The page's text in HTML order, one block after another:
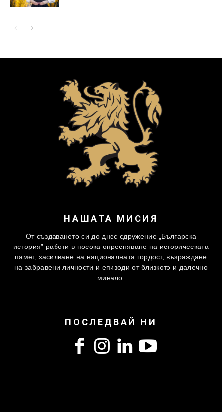
НАШАТА МИСИЯ
От създаването си до днес сдружение „Българска
история” работи в посока опресняване на историческата
памет, засилване на националната гордост, възраждане
на забравени личности и епизоди от близкото и далечно
минало.
ПОСЛЕДВАЙ НИ